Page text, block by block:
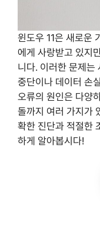
윈도우 11은 새로운
에게 사랑받고 있지
니다. 이러한 문제는
중단이나 데이터 손
오류의 원인은 다양
돌까지 여러 가지가
확한 진단과 적절한
하게 알아봅시다!